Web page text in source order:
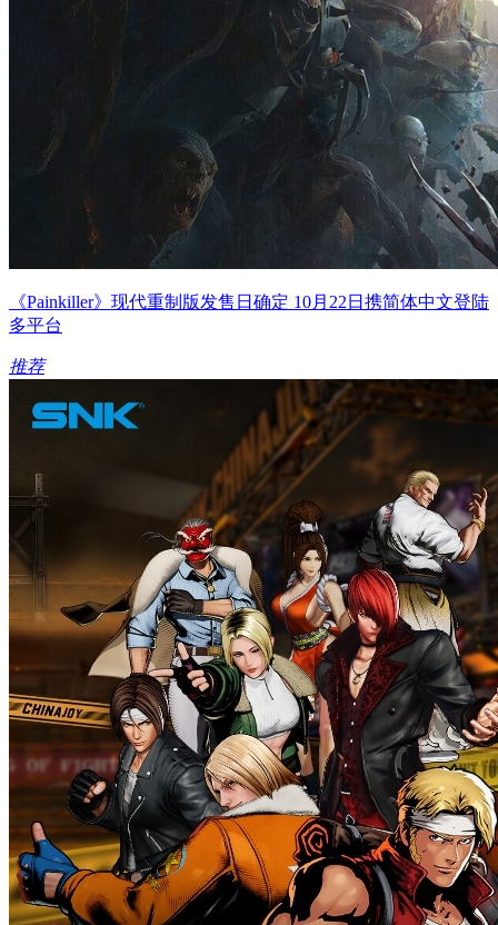
《Painkiller》现代重制版发售日确定 10月22日携简体中文登陆
多平台
推荐